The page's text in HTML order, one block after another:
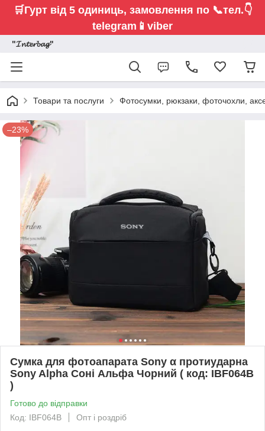
🛒Гурт від 5 одиниць, замовлення по 📞тел.👇
telegram📱viber
"𝓘𝓷𝓽𝓮𝓻𝓫𝓪𝓰"
Товари та послуги Фотосумки, рюкзаки, фоточохли,
–23%
Сумка для фотоапарата Sony α протиударна
Sony Alpha Соні Альфа Чорний ( код: IBF064B
)
Готово до відправки
Код: IBF064B
Опт і роздріб